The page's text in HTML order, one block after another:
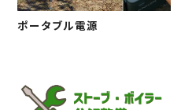
ポータブル電源